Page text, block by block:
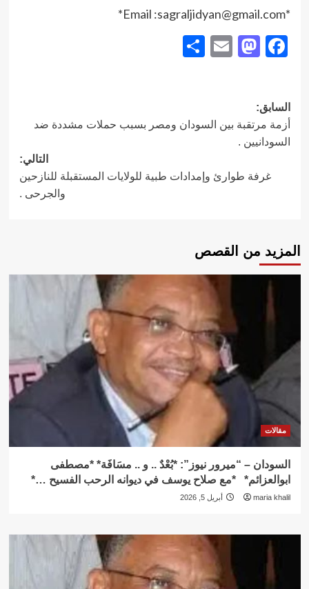
*Email :sagraljidyan@gmail.com*
Facebook
Mastodon
Email
تصفّح
المقالات
السابق:
أزمة مرتقبة بين السودان ومصر بسبب حملات مشددة ضد
السودانيين .
التالي:
غرفة طوارئ وإمدادات طبية للولايات المستقبلة للنازحين
والجرحى .
المزيد من القصص
مقالات
السودان – “ميرور نيوز”: *بُعْدٌ .. و .. مسَافَة* *مصطفى
ابوالعزائم* *مع صلاح يوسف في ديوانه الرحب الفسيح …*
maria khalil أبريل 5, 2026